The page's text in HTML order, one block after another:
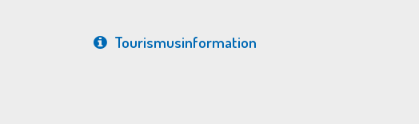
Tourismus­information